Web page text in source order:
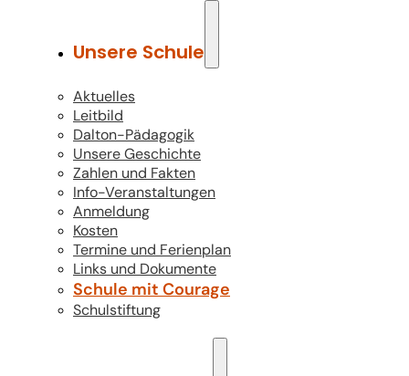
Unsere Schule
Aktuelles
Leitbild
Dalton-Pädagogik
Unsere Geschichte
Zahlen und Fakten
Info-Veranstaltungen
Anmeldung
Kosten
Termine und Ferienplan
Links und Dokumente
Schule mit Courage
Schulstiftung